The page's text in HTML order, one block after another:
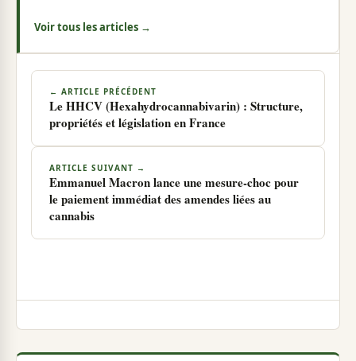
Voir tous les articles →
← ARTICLE PRÉCÉDENT
Le HHCV (Hexahydrocannabivarin) : Structure,
propriétés et législation en France
ARTICLE SUIVANT →
Emmanuel Macron lance une mesure-choc pour
le paiement immédiat des amendes liées au
cannabis